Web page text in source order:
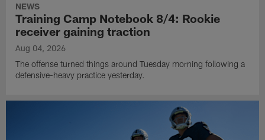
NEWS
Training Camp Notebook 8/4: Rookie
receiver gaining traction
Aug 04, 2026
The offense turned things around Tuesday morning following a
defensive-heavy practice yesterday.